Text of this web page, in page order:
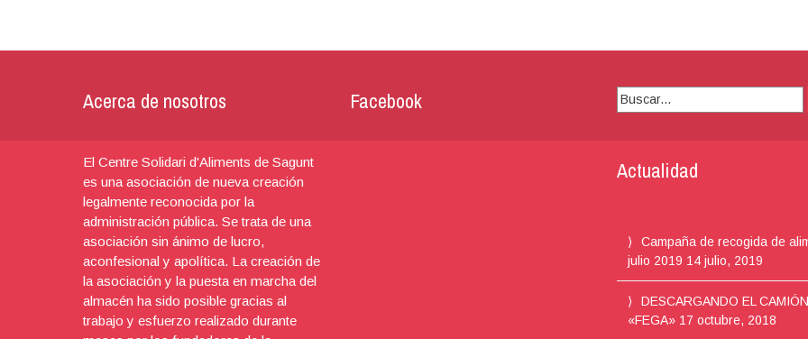
Acerca de nosotros
El Centre Solidari d'Aliments de Sagunt
es una asociación de nueva creación
legalmente reconocida por la
administración pública. Se trata de una
asociación sin ánimo de lucro,
aconfesional y apolítica. La creación de
la asociación y la puesta en marcha del
almacén ha sido posible gracias al
trabajo y esfuerzo realizado durante
Facebook Buscar:
Actualidad
Campaña de recogida de
julio 2019 14 julio, 2019
DESCARGANDO EL CAMIÓN
«FEGA» 17 octubre, 2018